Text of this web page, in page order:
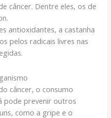
câncer. Dentre eles, os de
antioxidantes, a castanha
pelos radicais livres nas
câncer, o consumo
pode prevenir outros
como a gripe e o